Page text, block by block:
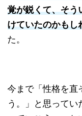
覚が鋭くて、そう
けていたのかもし
た。
今まで「性格を直
う。」と思って